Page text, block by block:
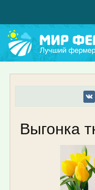
Выгонка